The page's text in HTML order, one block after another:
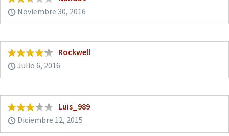
Noviembre 30, 2016
Rockwell
Julio 6, 2016
Luis_989
Diciembre 12, 2015